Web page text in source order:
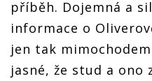
příběh. Dojemná a
informace o
jen tak
jasné, že stud a ono